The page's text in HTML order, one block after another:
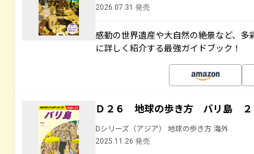
2026.07.31 発売
感動の世界遺産や大自然の絶景など、
に詳しく紹介する最強ガイドブック！
Ｄ２６ 地球の歩き方 バリ島 ２
Dシリーズ（アジア） 地球の歩き方 海外
2025.11.26 発売